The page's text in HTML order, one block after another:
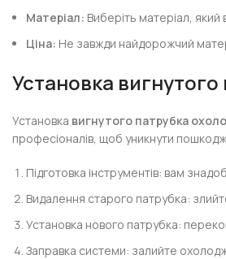
Матеріал: Виберіть матеріал, який
Ціна: Не завжди найдорожчий
Установка
Установка вигнутого патрубка
професіоналів, щоб уникнути
Підготовка інструментів: вам
Видалення старого патрубка:
Установка нового патрубка:
Заправка системи: залийте